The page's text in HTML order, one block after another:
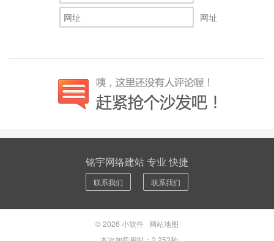
网址
铭宇网络建站 专业 快捷
联系我们 联系我们
© 2026 小软件 网站地图